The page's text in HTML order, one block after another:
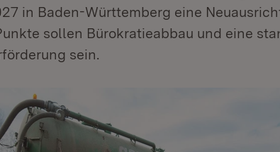
in Baden-Württemberg eine
sollen Bürokratieabbau und eine
sein.